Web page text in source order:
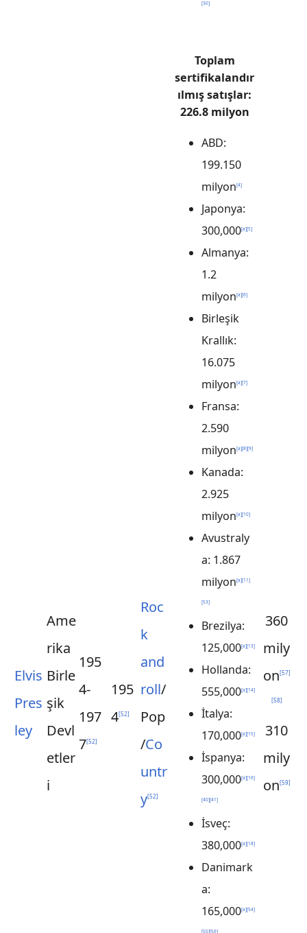
[30]
Elvis
Pres
ley
Ame
rika
Birle
şik
Devl
etler
i
195
4-
197
7[52]
195
4[52]
Roc
k
and
roll/
Pop
/Co
untr
y[52]
Toplam
sertifikalandır
ılmış satışlar:
226.8 milyon
ABD:
199.150
milyon[4]
Japonya:
300,000[a][5]
Almanya:
1.2
milyon[a][6]
Birleşik
Krallık:
16.075
milyon[a][7]
Fransa:
2.590
milyon[a][8][9]
Kanada:
2.925
milyon[a][10]
Avustraly
a: 1.867
milyon[a][11]
[53]
Brezilya:
125,000[a][13]
Hollanda:
555,000[a][14]
İtalya:
170,000[a][15]
İspanya:
300,000[a][16]
[40][41]
İsveç:
380,000[a][18]
Danimark
a:
165,000[a][54]
[55][56]
360
mily
on[57]
[58]
310
mily
on[59]